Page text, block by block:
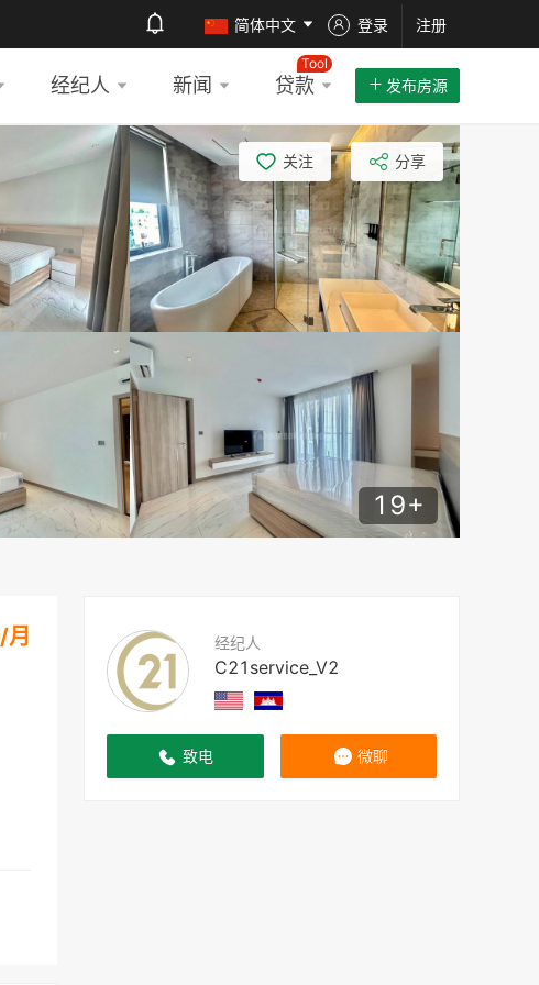
简体中文 登录 注册
经纪人 新闻 贷款
Tool
发布房源
19+
关注 分享
经纪人
C21service_V2
致电 微聊
/月